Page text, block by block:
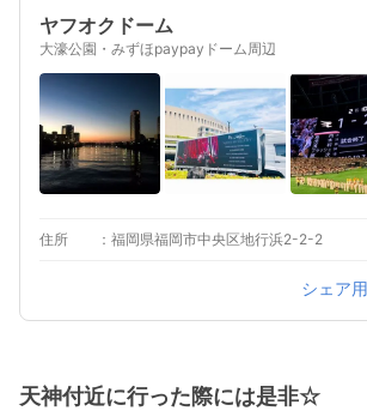
ヤフオクドーム
大濠公園・みずほpaypayドーム周辺
住所 福岡県福岡市中央区地行浜2-2-2
シェア
天神付近に行った際には是非☆